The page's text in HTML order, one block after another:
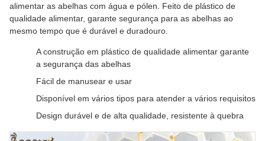
alimentar as abelhas com água e pólen. Feito de plástico de
qualidade alimentar, garante segurança para as abelhas ao
mesmo tempo que é durável e duradouro.
A construção em plástico de qualidade alimentar garante
a segurança das abelhas
Fácil de manusear e usar
Disponível em vários tipos para atender a vários requisitos
Design durável e de alta qualidade, resistente à quebra